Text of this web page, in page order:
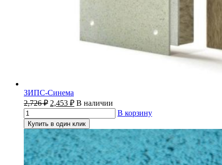
ЗИПС-Синема
2,726₽ 2,453 ₽ В наличии
В корзину
Купить в один клик